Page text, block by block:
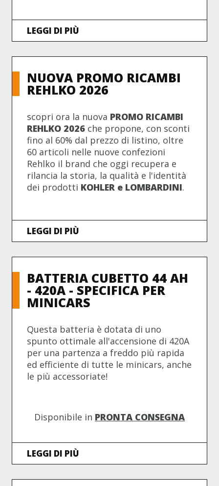
LEGGI DI PIÙ
NUOVA PROMO RICAMBI
REHLKO 2026
scopri ora la nuova PROMO RICAMBI
REHLKO 2026che propone, con sconti
fino al 60% dal prezzo di listino, oltre
60 articoli nelle nuove confezioni
Rehlko il brand che oggi recupera e
rilancia la storia, la qualità e l'identità
dei prodotti KOHLER e LOMBARDINI.
LEGGI DI PIÙ
BATTERIA CUBETTO 44 AH
- 420A - SPECIFICA PER
MINICARS
Questa batteria è dotata di uno
spunto ottimale all'accensione di 420A
per una partenza a freddo più rapida
ed efficiente di tutte le minicars, anche
le più accessoriate!
Disponibile in PRONTA CONSEGNA
LEGGI DI PIÙ